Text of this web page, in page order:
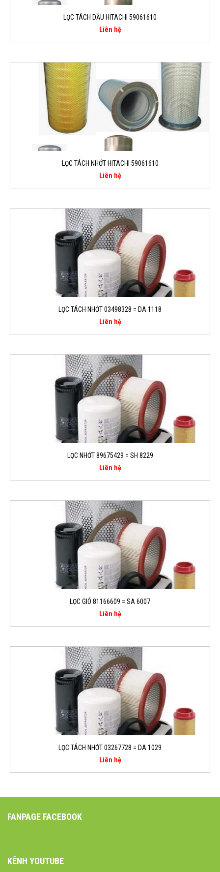
LỌC TÁCH DẦU HITACHI 59061610
Liên hệ
LỌC TÁCH NHỚT HITACHI 59061610
Liên hệ
LỌC TÁCH NHỚT 03498328 = DA 1118
Liên hệ
LỌC NHỚT 89675429 = SH 8229
Liên hệ
LỌC GIÓ 81166609 = SA 6007
Liên hệ
LỌC TÁCH NHỚT 03267728 = DA 1029
Liên hệ
FANPAGE FACEBOOK
KÊNH YOUTUBE